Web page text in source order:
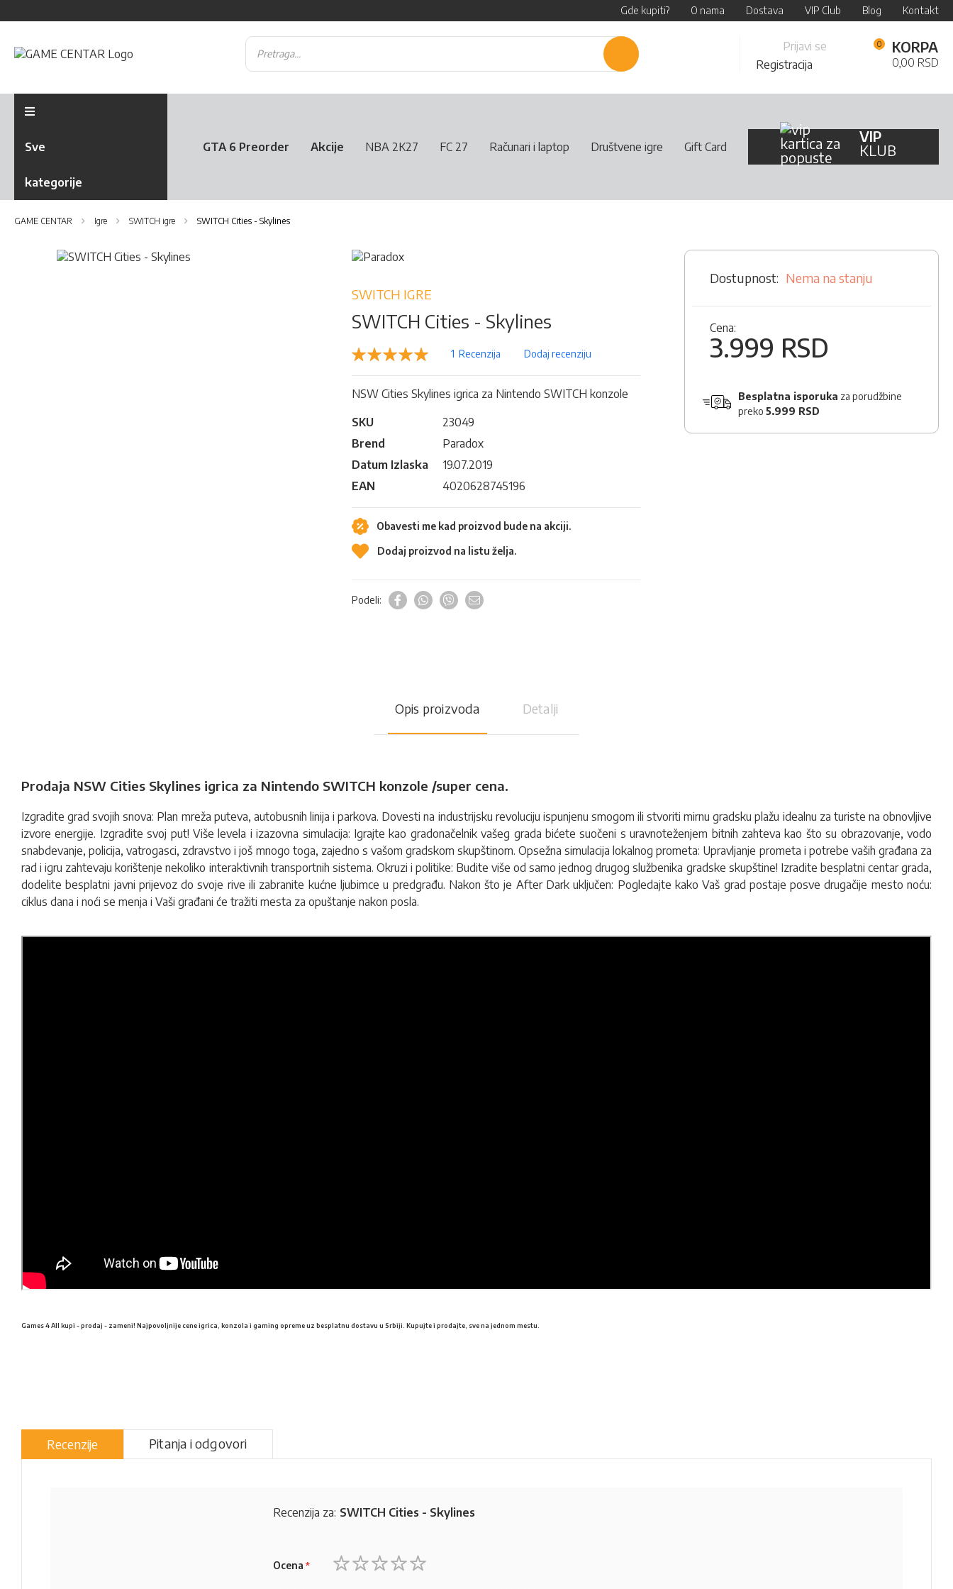
Gde kupiti? O nama Dostava VIP Club Blog Kontakt
Pretraži
Content
Prijavi se
Registracija
KORPA
0,00 RSD
Sve
kategorije
GTA 6 Preorder Akcije NBA 2K27 FC 27 Računari i laptop Društvene igre Gift Card
VIP
KLUB
GAME CENTAR Igre SWITCH igre SWITCH Cities - Skylines
Skip
SWITCH IGRE
SWITCH Cities - Skylines
Rejting:
100
% of100
1 Recenzija Dodaj recenziju
NSW Cities Skylines igrica za Nintendo SWITCH konzole
SKU
23049
Brend
Paradox
Datum Izlaska
19.07.2019
EAN
4020628745196
Obavesti me kad proizvod bude na akciji.
Dodaj proizvod na listu želja.
Podeli:
Nema na stanju
Cena:
3.999 RSD
Besplatna isporuka za porudžbine
preko 5.999 RSD
Opis proizvoda Detalji
Prodaja NSW Cities Skylines igrica za Nintendo SWITCH konzole /super cena.
Izgradite grad svojih snova: Plan mreža puteva, autobusnih linija i parkova. Dovesti na industrijsku revoluciju ispunjenu smogom ili stvoriti mirnu gradsku plažu idealnu za turiste na obnovljive
izvore energije. Izgradite svoj put! Više levela i izazovna simulacija: Igrajte kao gradonačelnik vašeg grada bićete suočeni s uravnoteženjem bitnih zahteva kao što su obrazovanje, vodo
snabdevanje, policija, vatrogasci, zdravstvo i još mnogo toga, zajedno s vašom gradskom skupštinom. Opsežna simulacija lokalnog prometa: Upravljanje prometa i potrebe vaših građana za
rad i igru zahtevaju korištenje nekoliko interaktivnih transportnih sistema. Okruzi i politike: Budite više od samo jednog drugog službenika gradske skupštine! Izradite besplatni centar grada,
dodelite besplatni javni prijevoz do svoje rive ili zabranite kućne ljubimce u predgrađu. Nakon što je After Dark uključen: Pogledajte kako Vaš grad postaje posve drugačije mesto noću:
ciklus dana i noći se menja i Vaši građani će tražiti mesta za opuštanje nakon posla.
Games 4 All kupi - prodaj - zameni! Najpovoljnije cene igrica, konzola i gaming opreme uz besplatnu dostavu u Srbiji. Kupujte i prodajte, sve na jednom mestu.
Recenzije Pitanja i odgovori
Recenzija za: SWITCH Cities - Skylines
Ocena